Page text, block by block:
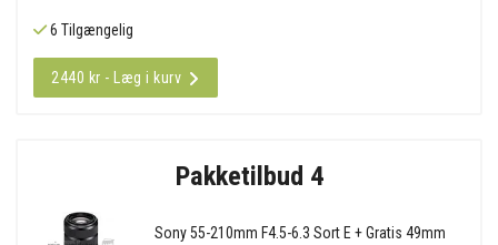
6 Tilgængelig
2440 kr - Læg i kurv
Pakketilbud 4
Sony 55-210mm F4.5-6.3 Sort E + Gratis 49mm